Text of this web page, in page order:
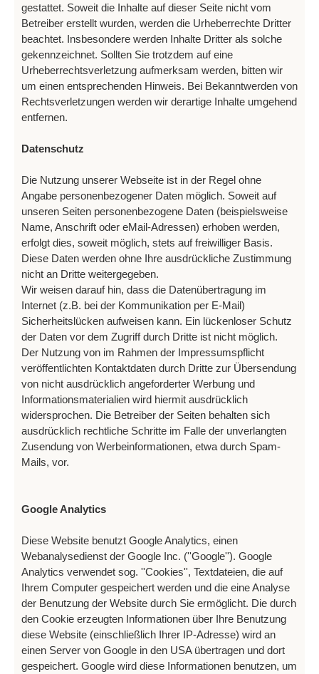
gestattet. Soweit die Inhalte auf dieser Seite nicht vom
Betreiber erstellt wurden, werden die Urheberrechte Dritter
beachtet. Insbesondere werden Inhalte Dritter als solche
gekennzeichnet. Sollten Sie trotzdem auf eine
Urheberrechtsverletzung aufmerksam werden, bitten wir
um einen entsprechenden Hinweis. Bei Bekanntwerden von
Rechtsverletzungen werden wir derartige Inhalte umgehend
entfernen.
Datenschutz
Die Nutzung unserer Webseite ist in der Regel ohne
Angabe personenbezogener Daten möglich. Soweit auf
unseren Seiten personenbezogene Daten (beispielsweise
Name, Anschrift oder eMail-Adressen) erhoben werden,
erfolgt dies, soweit möglich, stets auf freiwilliger Basis.
Diese Daten werden ohne Ihre ausdrückliche Zustimmung
nicht an Dritte weitergegeben.
Wir weisen darauf hin, dass die Datenübertragung im
Internet (z.B. bei der Kommunikation per E-Mail)
Sicherheitslücken aufweisen kann. Ein lückenloser Schutz
der Daten vor dem Zugriff durch Dritte ist nicht möglich.
Der Nutzung von im Rahmen der Impressumspflicht
veröffentlichten Kontaktdaten durch Dritte zur Übersendung
von nicht ausdrücklich angeforderter Werbung und
Informationsmaterialien wird hiermit ausdrücklich
widersprochen. Die Betreiber der Seiten behalten sich
ausdrücklich rechtliche Schritte im Falle der unverlangten
Zusendung von Werbeinformationen, etwa durch Spam-
Mails, vor.
Google Analytics
Diese Website benutzt Google Analytics, einen
Webanalysedienst der Google Inc. (''Google''). Google
Analytics verwendet sog. ''Cookies'', Textdateien, die auf
Ihrem Computer gespeichert werden und die eine Analyse
der Benutzung der Website durch Sie ermöglicht. Die durch
den Cookie erzeugten Informationen über Ihre Benutzung
diese Website (einschließlich Ihrer IP-Adresse) wird an
einen Server von Google in den USA übertragen und dort
gespeichert. Google wird diese Informationen benutzen, um